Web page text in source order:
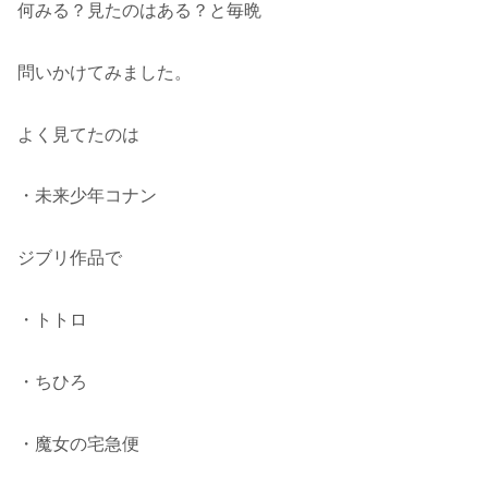
何みる？見たのはある？と毎晩
問いかけてみました。
よく見てたのは
・未来少年コナン
ジブリ作品で
・トトロ
・ちひろ
・魔女の宅急便